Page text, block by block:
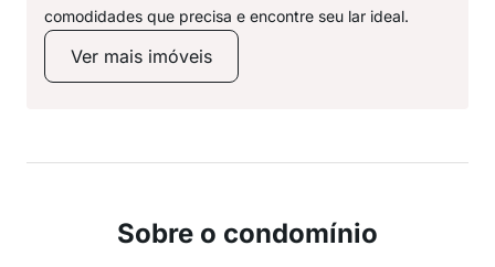
comodidades que precisa e encontre seu lar ideal.
Ver mais imóveis
Sobre o condomínio